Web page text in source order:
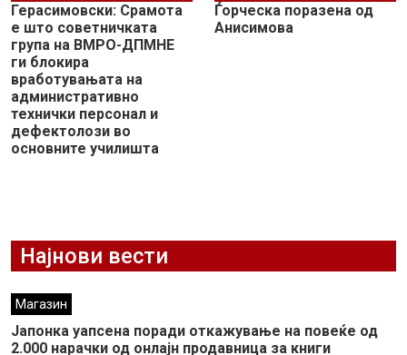
Герасимовски: Срамота
е што советничката
група на ВМРО-ДПМНЕ
ги блокира
вработувањата на
административно
технички персонал и
дефектолози во
основните училишта
Ѓорческа поразена од
Анисимова
Најнови вести
Магазин
Јапонка уапсена поради откажување на повеќе од
2.000 нарачки од онлајн продавница за книги